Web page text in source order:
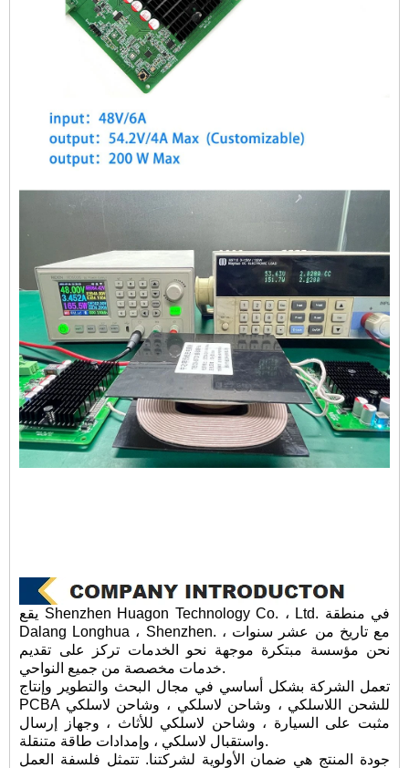
يقع Shenzhen Huagon Technology Co. ، Ltd. في منطقة
Dalang Longhua ، Shenzhen. مع تاريخ من عشر سنوات ،
نحن مؤسسة مبتكرة موجهة نحو الخدمات تركز على تقديم
خدمات مخصصة من جميع النواحي.
تعمل الشركة بشكل أساسي في مجال البحث والتطوير وإنتاج
PCBA للشحن اللاسلكي ، وشاحن لاسلكي ، وشاحن لاسلكي
مثبت على السيارة ، وشاحن لاسلكي للأثاث ، وجهاز إرسال
واستقبال لاسلكي ، وإمدادات طاقة متنقلة.
جودة المنتج هي ضمان الأولوية لشركتنا. تتمثل فلسفة العمل